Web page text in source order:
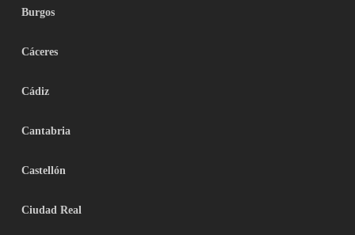
Burgos
Cáceres
Cádiz
Cantabria
Castellón
Ciudad Real